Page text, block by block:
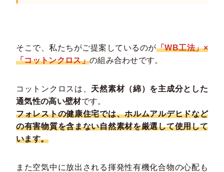
そこで、私たちがご提案しているのが「WB工法」×
「コットンクロス」の組み合わせです。
コットンクロスは、 天然素材（綿）を主成分とした
通気性の高い壁材です。
フォレストの健康住宅では、ホルムアルデヒドなど
の有害物質を含まない自然素材を厳選して使用して
います。
また空気中に放出される揮発性有機化合物の心配も